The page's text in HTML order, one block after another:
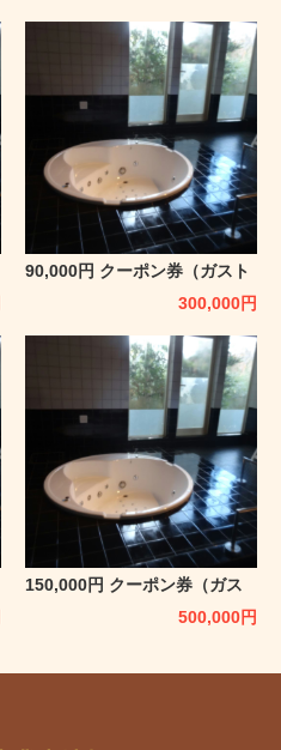
90,000円 クーポン券（ガスト
300,000円
150,000円 クーポン券（ガス
トホフ アルタニー）500,000円